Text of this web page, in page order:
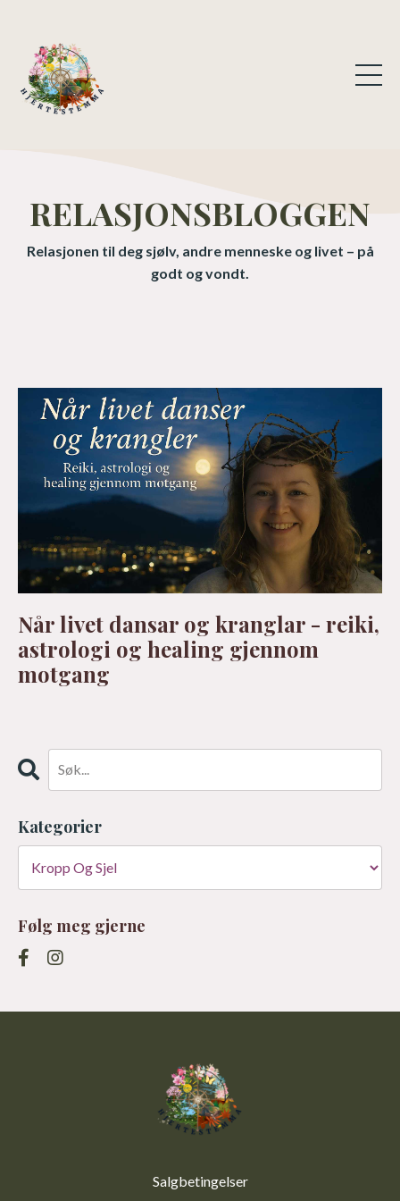
RELASJONSBLOGGEN
Relasjonen til deg sjølv, andre menneske og livet – på
godt og vondt.
Når livet dansar og kranglar - reiki,
astrologi og healing gjennom
motgang
Kategorier
Følg meg gjerne
Salgbetingelser